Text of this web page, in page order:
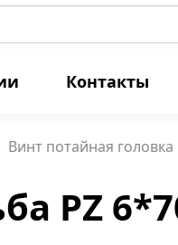
Контакты
Винт потайная
PZ